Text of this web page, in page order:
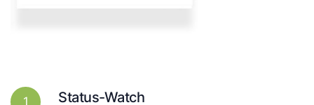
1 Status-Watch